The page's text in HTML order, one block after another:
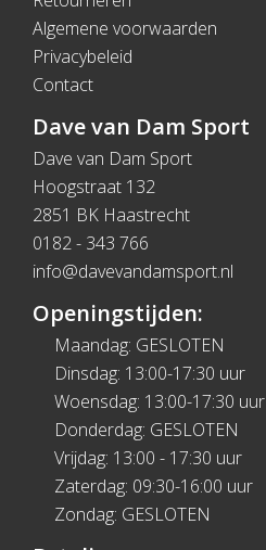
Algemene voorwaarden
Privacybeleid
Contact
Dave van Dam Sport
Dave van Dam Sport
Hoogstraat 132
2851 BK Haastrecht
0182 - 343 766
info@davevandamsport.nl
Openingstijden:
Maandag: GESLOTEN
Dinsdag: 13:00-17:30 uur
Woensdag: 13:00-17:30 uur
Donderdag: GESLOTEN
Vrijdag: 13:00 - 17:30 uur
Zaterdag: 09:30-16:00 uur
Zondag: GESLOTEN